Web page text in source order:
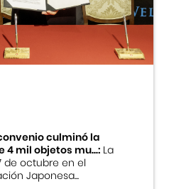
culminó la
4 mil objetos mu...:La
de octubre en el
Japonesa...